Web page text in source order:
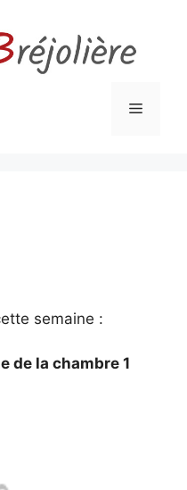
Menu
semaine :
de la chambre 1